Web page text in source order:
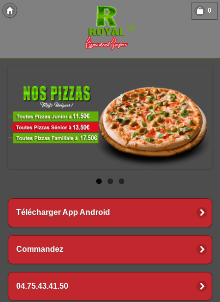
0
Télécharger App Android
Commandez
04.75.43.41.50
Copyright 2013 Des-Click Com